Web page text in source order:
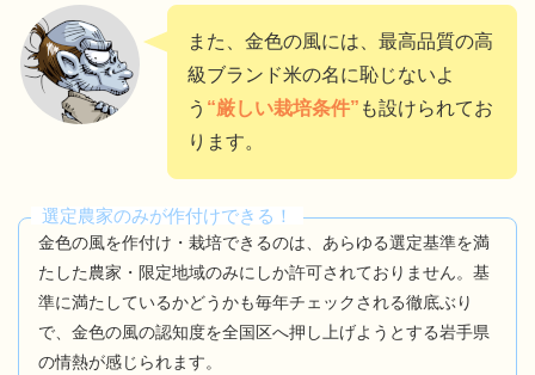
また、金色の風には、最高品質の高
級ブランド米の名に恥じないよ
う “厳しい栽培条件” も設けられてお
ります。
選定農家のみが作付けできる！
金色の風を作付け・栽培できるのは、あらゆる選定基準を満
たした農家・限定地域のみにしか許可されておりません。基
準に満たしているかどうかも毎年チェックされる徹底ぶり
で、金色の風の認知度を全国区へ押し上げようとする岩手県
の情熱が感じられます。